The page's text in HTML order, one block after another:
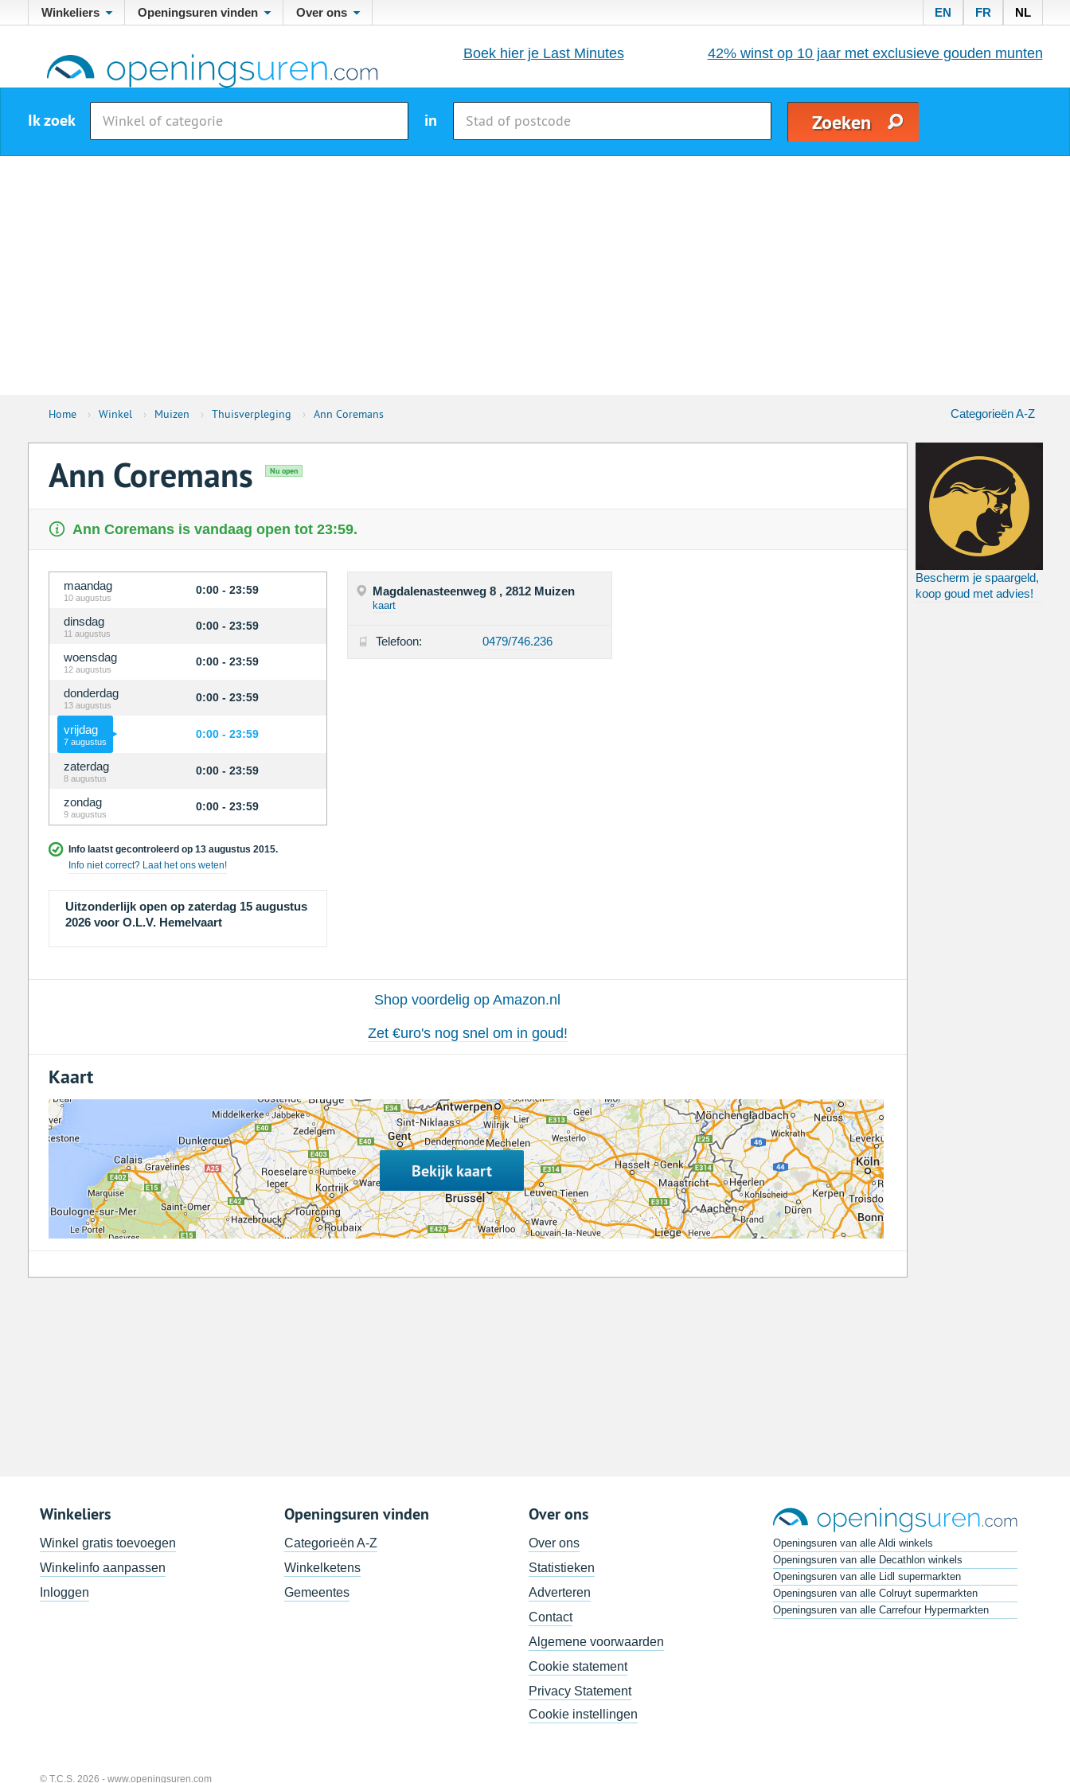
Winkeliers Openingsuren vinden Over ons EN FR NL
Boek hier je Last Minutes 42% winst op 10 jaar met exclusieve gouden munten
Ik zoek in
Home › Winkel › Muizen › Thuisverpleging › Ann Coremans Categorieën A-Z
Bescherm je spaargeld,
koop goud met advies!
Ann Coremans Nu open
Ann Coremans is vandaag open tot 23:59.
maandag
10 augustus
0:00 - 23:59
dinsdag
11 augustus
0:00 - 23:59
woensdag
12 augustus
0:00 - 23:59
donderdag
13 augustus
0:00 - 23:59
vrijdag
7 augustus
0:00 - 23:59
zaterdag
8 augustus
0:00 - 23:59
zondag
9 augustus
0:00 - 23:59
Info laatst gecontroleerd op 13 augustus 2015.
Info niet correct? Laat het ons weten!
Uitzonderlijk open op zaterdag 15 augustus
2026 voor O.L.V. Hemelvaart
Magdalenasteenweg 8 , 2812 Muizen
kaart
Telefoon: 0479/746.236
Shop voordelig op Amazon.nl
Zet €uro's nog snel om in goud!
Kaart
Bekijk kaart
Winkeliers
Winkel gratis toevoegen
Winkelinfo aanpassen
Inloggen
Openingsuren vinden
Categorieën A-Z
Winkelketens
Gemeentes
Over ons
Over ons
Statistieken
Adverteren
Contact
Algemene voorwaarden
Cookie statement
Privacy Statement
Cookie instellingen
Openingsuren van alle Aldi winkels
Openingsuren van alle Decathlon winkels
Openingsuren van alle Lidl supermarkten
Openingsuren van alle Colruyt supermarkten
Openingsuren van alle Carrefour Hypermarkten
© T.C.S. 2026 - www.openingsuren.com